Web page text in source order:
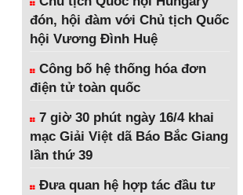
đón, hội đàm với Chủ tịch Quốc
hội Vương Đình Huệ
Công bố hệ thống hóa đơn
điện tử toàn quốc
7 giờ 30 phút ngày 16/4 khai
mạc Giải Việt dã Báo Bắc Giang
lần thứ 39
Đưa quan hệ hợp tác đầu tư